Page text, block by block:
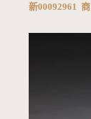
新00092961 商